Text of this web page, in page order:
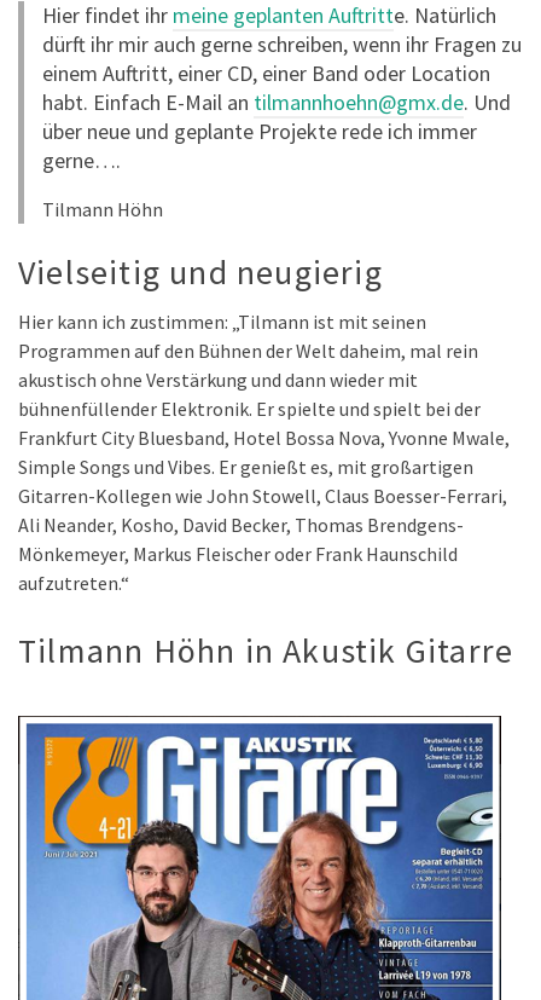
Hier findet ihr meine geplanten Auftritte. Natürlich
dürft ihr mir auch gerne schreiben, wenn ihr Fragen zu
einem Auftritt, einer CD, einer Band oder Location
habt. Einfach E-Mail an tilmannhoehn@gmx.de. Und
über neue und geplante Projekte rede ich immer
gerne….
Tilmann Höhn
Vielseitig und neugierig
Hier kann ich zustimmen: „Tilmann ist mit seinen
Programmen auf den Bühnen der Welt daheim, mal rein
akustisch ohne Verstärkung und dann wieder mit
bühnenfüllender Elektronik. Er spielte und spielt bei der
Frankfurt City Bluesband, Hotel Bossa Nova, Yvonne Mwale,
Simple Songs und Vibes. Er genießt es, mit großartigen
Gitarren-Kollegen wie John Stowell, Claus Boesser-Ferrari,
Ali Neander, Kosho, David Becker, Thomas Brendgens-
Mönkemeyer, Markus Fleischer oder Frank Haunschild
aufzutreten.“
Tilmann Höhn in Akustik Gitarre